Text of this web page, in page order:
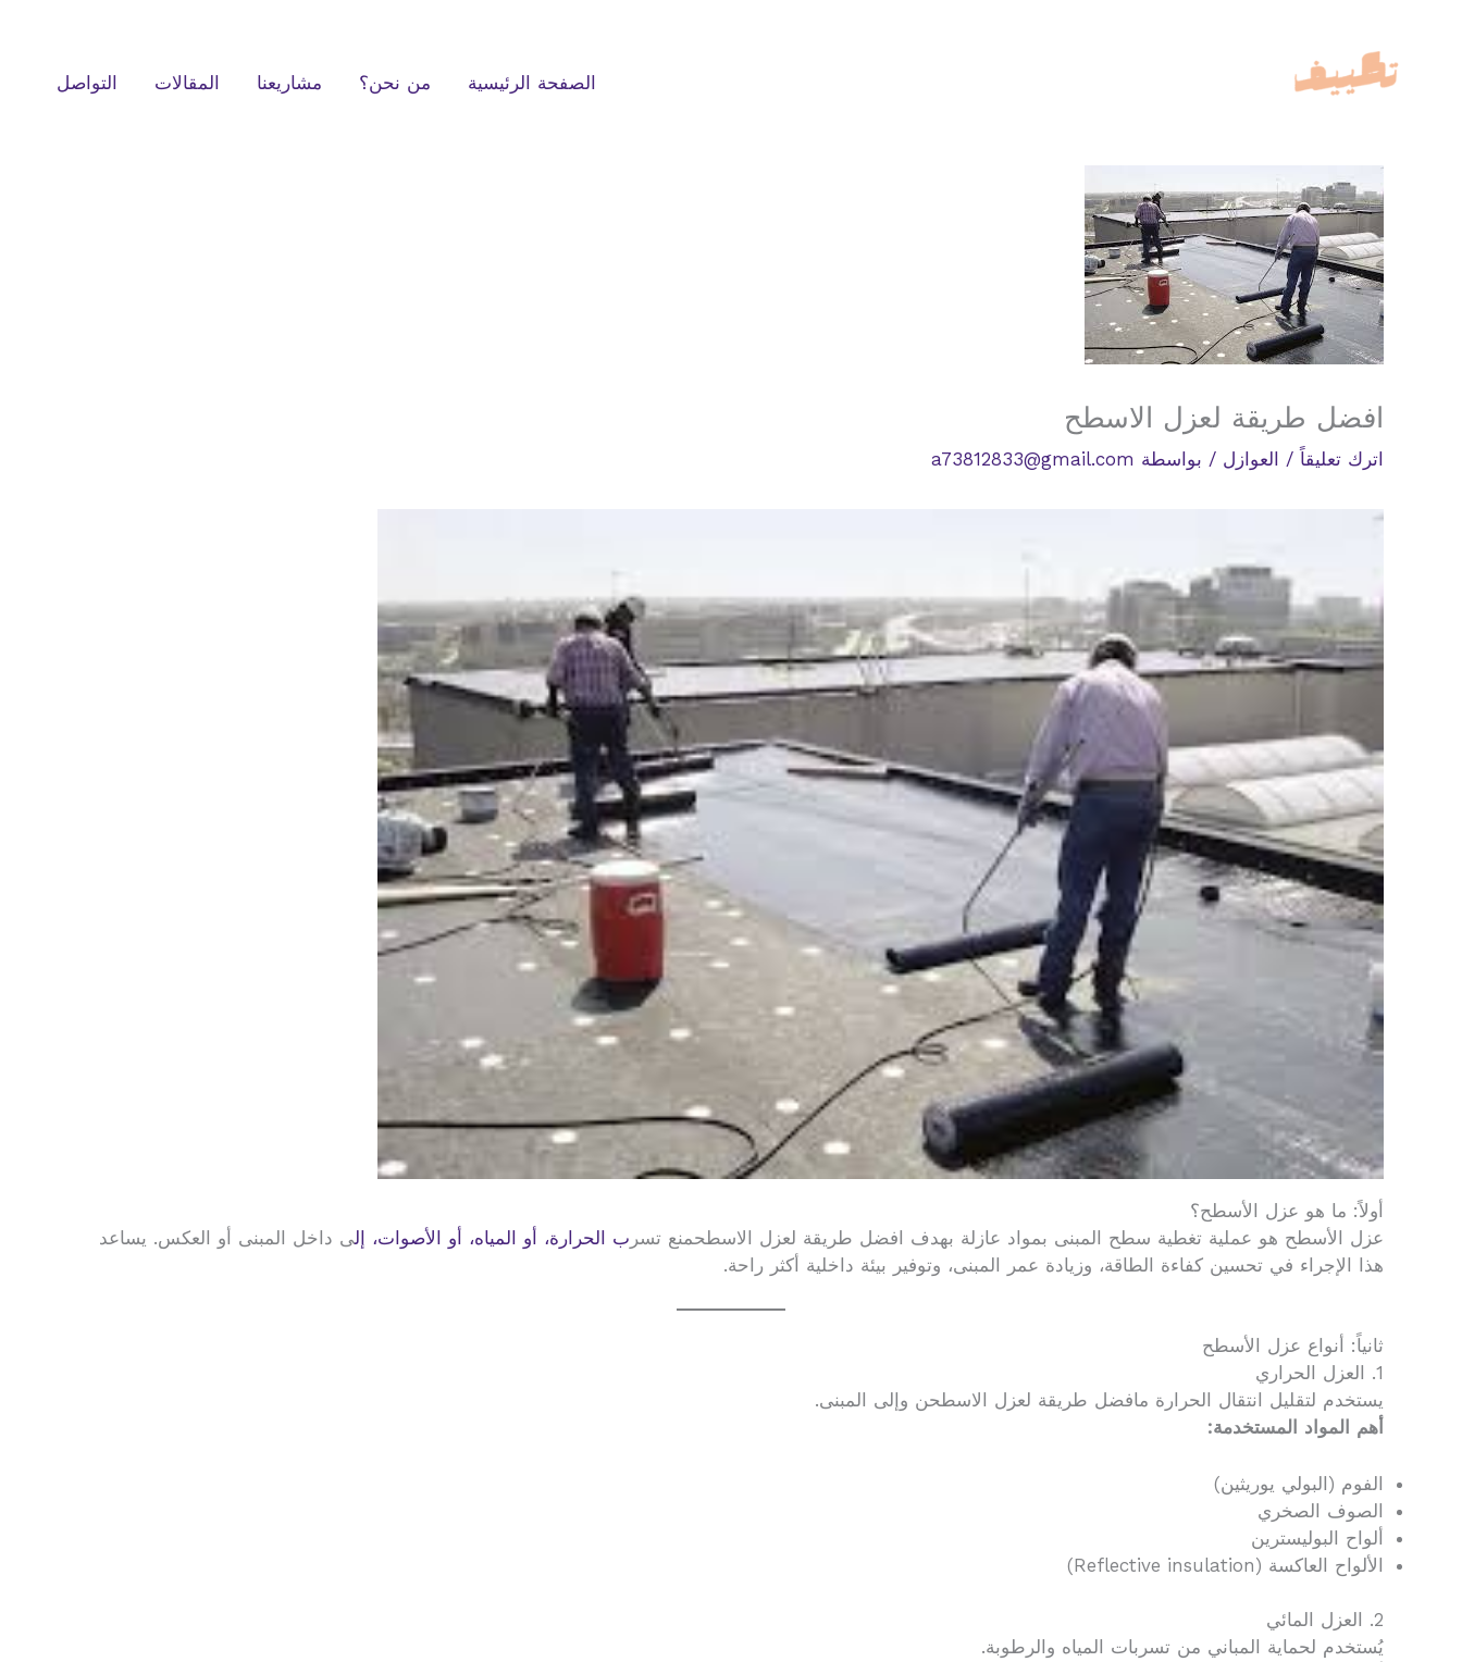
الصفحة الرئيسية من نحن؟ مشاريعنا المقالات التواصل
افضل طريقة لعزل الاسطح
اترك تعليقاً / العوازل / بواسطة a73812833@gmail.com
أولاً: ما هو عزل الأسطح؟
عزل الأسطح هو عملية تغطية سطح المبنى بمواد عازلة بهدف افضل طريقة لعزل الاسطحمنع تسر ب الحرارة، أو المياه، أو الأصوات، إلى داخل المبنى أو العكس. يساعد
هذا الإجراء في تحسين كفاءة الطاقة، وزيادة عمر المبنى، وتوفير بيئة داخلية أكثر راحة.
ثانياً: أنواع عزل الأسطح
1. العزل الحراري
يستخدم لتقليل انتقال الحرارة مافضل طريقة لعزل الاسطحن وإلى المبنى.
أهم المواد المستخدمة:
الفوم (البولي يوريثين)
الصوف الصخري
ألواح البوليسترين
الألواح العاكسة (Reflective insulation)
2. العزل المائي
يُستخدم لحماية المباني من تسربات المياه والرطوبة.